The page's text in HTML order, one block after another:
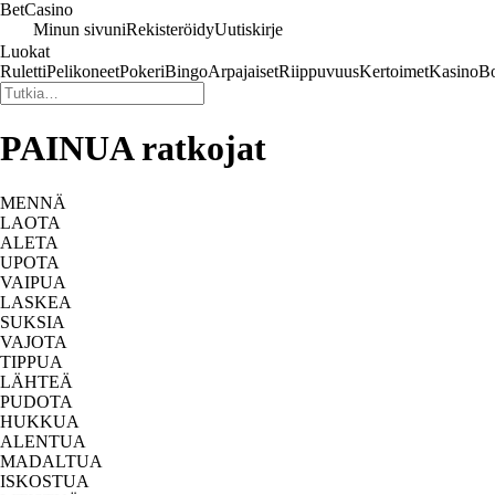
BetCasino
Minun sivuniRekisteröidyUutiskirje
Luokat
RulettiPelikoneetPokeriBingoArpajaisetRiippuvuusKertoimetKasino
PAINUA ratkojat
MENNÄ
LAOTA
ALETA
UPOTA
VAIPUA
LASKEA
SUKSIA
VAJOTA
TIPPUA
LÄHTEÄ
PUDOTA
HUKKUA
ALENTUA
MADALTUA
ISKOSTUA